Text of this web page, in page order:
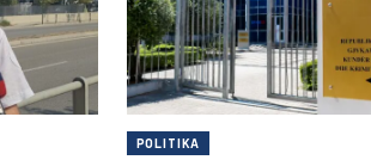
POLITIKA